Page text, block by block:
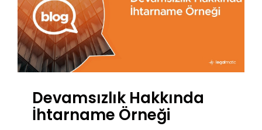
Devamsızlık Hakkında
İhtarname Örneği